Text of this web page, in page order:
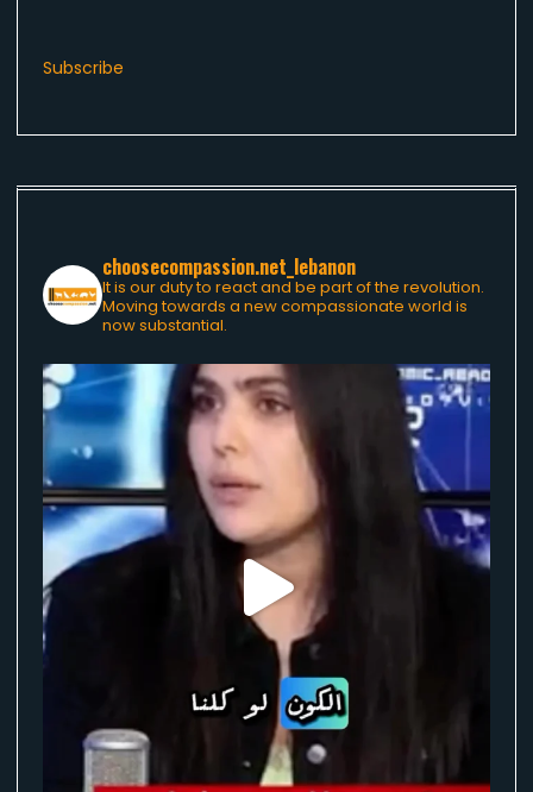
Subscribe
choosecompassion.net_lebanon
It is our duty to react and be part of the revolution.
Moving towards a new compassionate world is
now substantial.